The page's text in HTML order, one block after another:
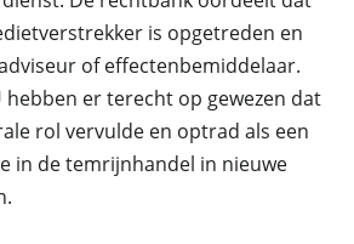
is opgetreden en
of effectenbemiddelaar.
hebben er terecht op gewezen dat
rol vervulde en optrad als een
in de temrijnhandel in nieuwe